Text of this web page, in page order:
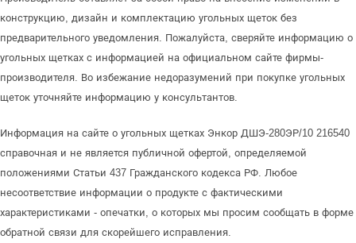
конструкцию, дизайн и комплектацию угольных щеток без
предварительного уведомления. Пожалуйста, сверяйте информацию о
угольных щетках с информацией на официальном сайте фирмы-
производителя. Во избежание недоразумений при покупке угольных
щеток уточняйте информацию у консультантов.
Информация на сайте о угольных щетках Энкор ДШЭ-280ЭР/10 216540
справочная и не является публичной офертой, определяемой
положениями Статьи 437 Гражданского кодекса РФ. Любое
несоответствие информации о продукте с фактическими
характеристиками - опечатки, о которых мы просим сообщать в форме
обратной связи для скорейшего исправления.